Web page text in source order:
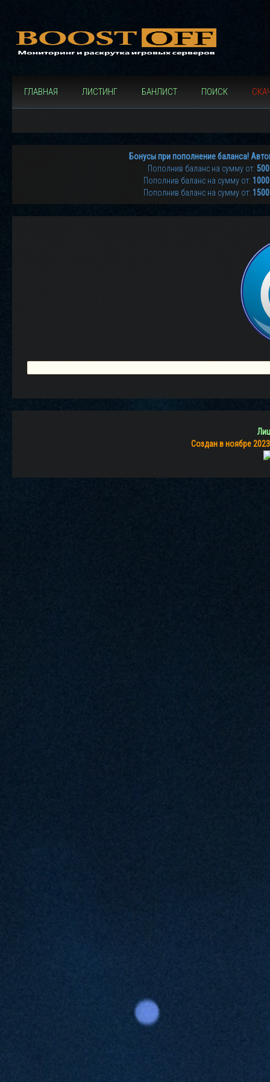
ГЛАВНАЯ ЛИСТИНГ БАНЛИСТ ПОИСК
Бонусы при пополнение баланса!
Пополнив баланс на сумму от:
Пополнив баланс на сумму от:
Пополнив баланс на сумму от:
Создан в ноябре